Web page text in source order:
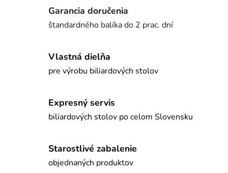
Garancia doručenia
štandardného balíka do 2 prac. dní
Vlastná dielňa
pre výrobu biliardových stolov
Expresný servis
biliardových stolov po celom Slovensku
Starostlivé zabalenie
objednaných produktov